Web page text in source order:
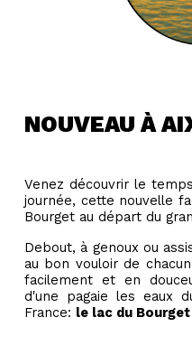
NOUVEAU À
Venez découvrir le
journée, cette nouvelle
Bourget au départ du
Debout, à genoux ou
au bon vouloir de
facilement et en
d'une pagaie les eaux
France: le lac du Bourget